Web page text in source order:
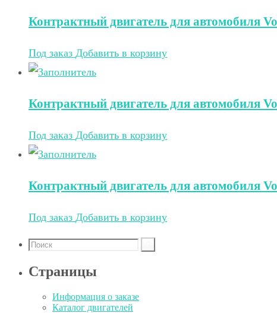
Контрактный двигатель для автомобиля
Под заказ Добавить в корзину
Контрактный двигатель для автомобиля
Под заказ Добавить в корзину
Контрактный двигатель для автомобиля
Под заказ Добавить в корзину
Страницы
Информация о заказе
Каталог двигателей